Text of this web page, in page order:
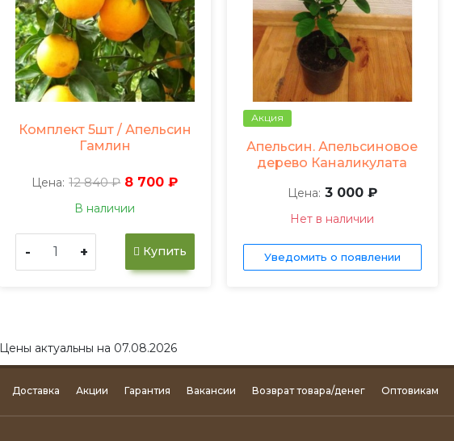
Комплект 5шт / Апельсин
Гамлин
Цена: 12 840 ₽ 8 700 ₽
В наличии
- + Купить
Акция
Апельсин. Апельсиновое
дерево Каналикулата
Цена: 3 000 ₽
Нет в наличии
Уведомить о появлении
Цены актуальны на 07.08.2026
Доставка Акции Гарантия Вакансии Возврат товара/денег Оптовикам